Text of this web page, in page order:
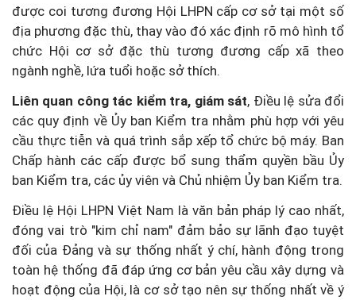
được coi tương đương Hội LHPN cấp cơ sở tại một số
địa phương đặc thù, thay vào đó xác định rõ mô hình tổ
chức Hội cơ sở đặc thù tương đương cấp xã theo
ngành nghề, lứa tuổi hoặc sở thích.
Liên quan công tác kiểm tra, giám sát, Điều lệ sửa đổi
các quy định về Ủy ban Kiểm tra nhằm phù hợp với yêu
cầu thực tiễn và quá trình sắp xếp tổ chức bộ máy. Ban
Chấp hành các cấp được bổ sung thẩm quyền bầu Ủy
ban Kiểm tra, các ủy viên và Chủ nhiệm Ủy ban Kiểm tra.
Điều lệ Hội LHPN Việt Nam là văn bản pháp lý cao nhất,
đóng vai trò "kim chỉ nam" đảm bảo sự lãnh đạo tuyệt
đối của Đảng và sự thống nhất ý chí, hành động trong
toàn hệ thống đã đáp ứng cơ bản yêu cầu xây dựng và
hoạt động của Hội, là cơ sở tạo nên sự thống nhất về ý